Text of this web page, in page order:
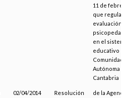
11 de febrero,
que regula la
evaluación
en el sistema
educativo de la
Comunidad
Autónoma de
Cantabria
02/04/2014 Resolución
de la Agencia